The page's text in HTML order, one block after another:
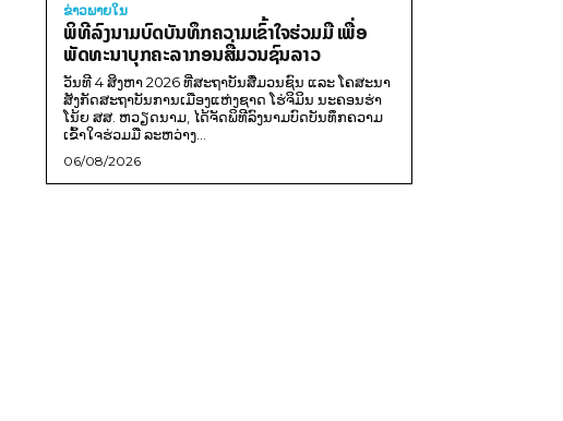
ຂ່າວພາຍ​ໃນ
ພິທີລົງນາມບົດບັນທຶກຄວາມເຂົ້າໃຈຮ່ວມມື ເພື່ອ
ພັດທະນາບຸກຄະລາກອນສື່ມວນຊົນລາວ
ວັນທີ 4 ສິງຫາ 2026 ທີ່ສະຖາບັນສື່ມວນຊົນ ແລະ ໂຄສະນາ
ສັງກັດສະຖາບັນການເມືອງແຫ່ງຊາດ ໂຮ່ຈິມິນ ນະຄອນຮ່າ
ໂນ້ຍ ສສ. ຫວຽດນາມ, ໄດ້ຈັດພິທີລົງນາມບົດບັນທຶກຄວາມ
ເຂົ້າໃຈຮ່ວມມື ລະຫວ່າງ...
06/08/2026